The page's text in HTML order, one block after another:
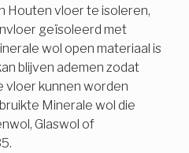
Houten vloer te isoleren,
geïsoleerd met
wol open materiaal is
blijven ademen zodat
vloer kunnen worden
Minerale wol die
Glaswol of